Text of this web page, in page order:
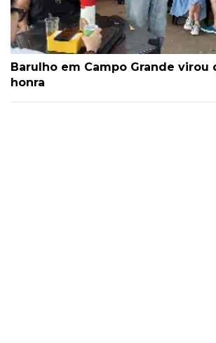
Barulho em Campo Grande virou
honra